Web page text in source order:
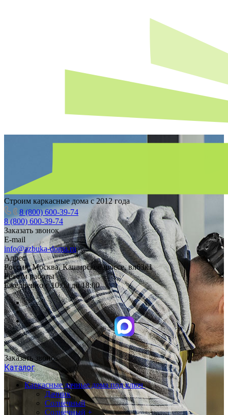
Строим каркасные дома с 2012 года
8 (800) 600-39-74
8 (800) 600-39-74
Заказать звонок
E-mail
info@azbuka-doma.ru
Адрес
Россия, Москва, Каширское шоссе, вл63к1
Режим работы
Ежедневно с 10:00 до 18:00
Заказать звонок
Каталог
Каркасные дачные дома под ключ
Дачник
Солнечный
Солнечный +